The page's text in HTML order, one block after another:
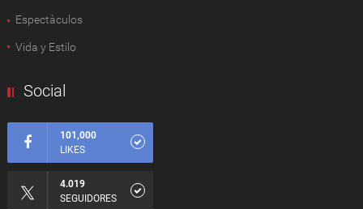
Espectàculos
Vida y Estilo
Social
101,000
LIKES
4.019
SEGUIDORES